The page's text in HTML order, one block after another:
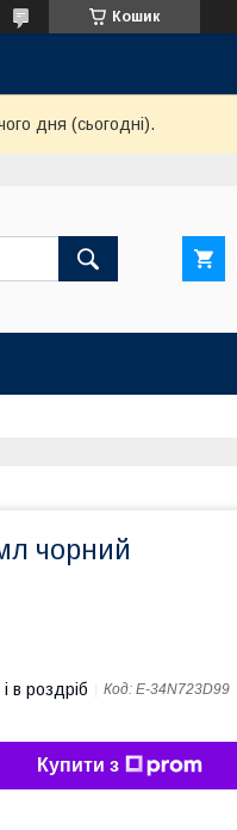
Кошик
дня (сьогодні).
чорний
в роздріб Код: Е-34N723D99
Купити з